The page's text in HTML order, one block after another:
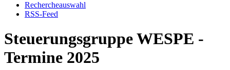
Rechercheauswahl
RSS-Feed
Steuerungsgruppe WESPE -
Termine 2025